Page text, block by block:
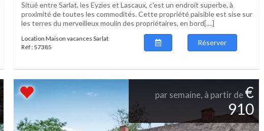
Situé entre Sarlat, les Eyzies et Lascaux, c'est un endroit superbe, à
proximité de toutes les commodités. Cette propriété paisible est sise sur
les terres du merveilleux moulin des propriétaires, en bord[....]
Location Maison vacances Sarlat
Réf : 57385
Réserver
par semaine, à partir de€
910